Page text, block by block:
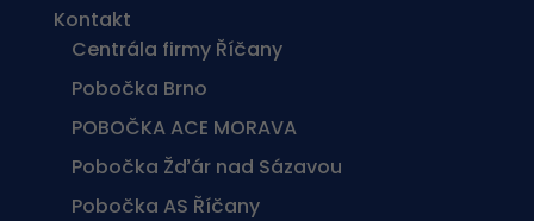
Kontakt
Centrála firmy Říčany
Pobočka Brno
POBOČKA ACE MORAVA
Pobočka Žďár nad Sázavou
Pobočka AS Říčany